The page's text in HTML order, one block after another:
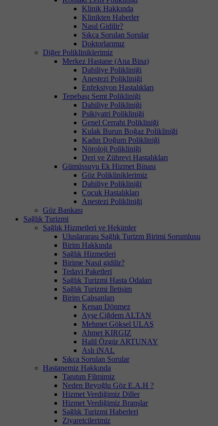
Klinik Hakkında
Klinikten Haberler
Nasıl Gidilir?
Sıkça Sorulan Sorular
Doktorlarımız
Diğer Polikliniklerimiz
Merkez Hastane (Ana Bina)
Dahiliye Polikliniği
Anestezi Polikliniği
Enfeksiyon Hastalıkları
Tepebaşı Semt Polikliniği
Dahiliye Polikliniği
Psikiyatri Polikliniği
Genel Cerrahi Polikliniği
Kulak Burun Boğaz Polikliniği
Kadın Doğum Polikliniği
Nöroloji Polikliniği
Deri ve Zührevi Hastalıkları
Gümüşsuyu Ek Hizmet Binası
Göz Polikliniklerimiz
Dahiliye Polikliniği
Çocuk Hastalıkları
Anestezi Polikliniği
Göz Bankası
Sağlık Turizmi
Sağlık Hizmetleri ve Hekimler
Uluslararası Sağlık Turizm Birimi Sorumlusu
Birim Hakkında
Sağlık Hizmetleri
Birime Nasıl gidilir?
Tedavi Paketleri
Sağlık Turizmi Hasta Odaları
Sağlık Turizmi İletişim
Birim Çalışanları
Kenan Dönmez
Ayşe Çiğdem ALTAN
Mehmet Göksel ULAŞ
Ahmet KIRGIZ
Halil Özgür ARTUNAY
Aslı iNAL
Sıkça Sorulan Sorular
Hastanemiz Hakkında
Tanıtım Filmimiz
Neden Beyoğlu Göz E.A.H ?
Hizmet Verdiğimiz Diller
Hizmet Verdiğimiz Branşlar
Sağlık Turizmi Haberleri
Ziyaretçilerimiz